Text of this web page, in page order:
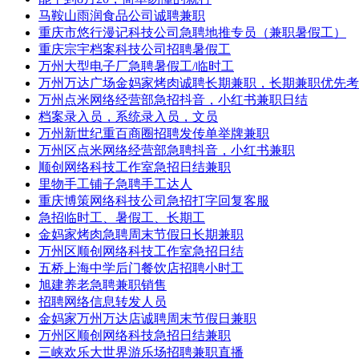
马鞍山雨润食品公司诚聘兼职
重庆市悠行漫记科技公司急聘地推专员（兼职暑假工）
重庆宗宇档案科技公司招聘暑假工
万州大型电子厂急聘暑假工/临时工
万州万达广场金妈家烤肉诚聘长期兼职，长期兼职优先
万州点米网络经营部急招抖音，小红书兼职日结
档案录入员，系统录入员，文员
万州新世纪重百商圈招聘发传单举牌兼职
万州区点米网络经营部急聘抖音，小红书兼职
顺创网络科技工作室急招日结兼职
里物手工铺子急聘手工达人
重庆博策网络科技公司急招打字回复客服
急招临时工、暑假工、长期工
金妈家烤肉急聘周末节假日长期兼职
万州区顺创网络科技工作室急招日结
五桥上海中学后门餐饮店招聘小时工
旭建养老急聘兼职销售
招聘网络信息转发人员
金妈家万州万达店诚聘周末节假日兼职
万州区顺创网络科技急招日结兼职
三峡欢乐大世界游乐场招聘兼职直播